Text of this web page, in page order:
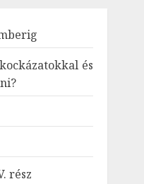
és
rész